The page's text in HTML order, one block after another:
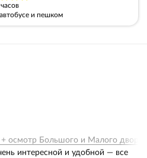
и пешком
осмотр Большого и Малого
интересной и удобной — все